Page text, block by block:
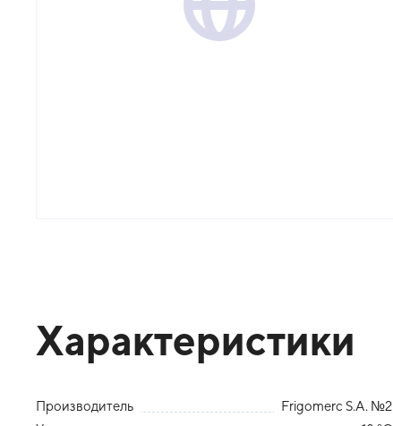
Характеристики
Производитель Frigomerc S.A. №2